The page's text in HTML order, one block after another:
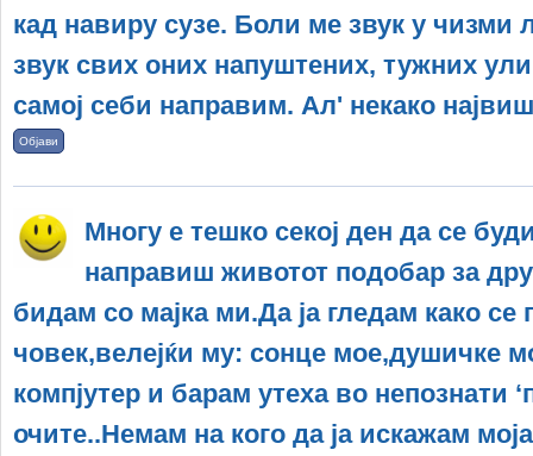
кад навиру сузе. Боли ме звук у чизми
звук свих оних напуштених, тужних
самој себи направим. Ал' некако
Објави
Многу е тешко секој ден да се
направиш животот подобар за
бидам со мајка ми.Да ја гледам како се
човек,велејќи му: сонце мое,душичке
компјутер и барам утеха во непознати
очите..Немам на кого да ја искажам